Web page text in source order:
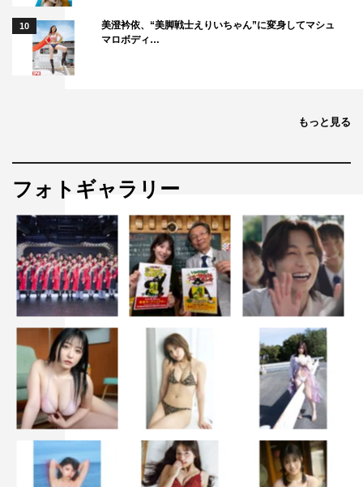
10
美澄衿依、“美脚戦士えりいちゃん”に変身してマシュ
マロボディ…
もっと見る
フォトギャラリー